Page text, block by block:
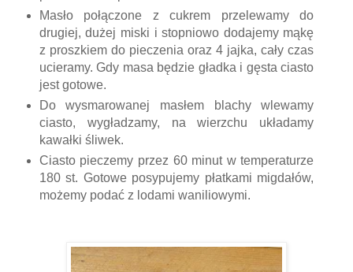
Masło połączone z cukrem przelewamy do
drugiej, dużej miski i stopniowo dodajemy mąkę
z proszkiem do pieczenia oraz 4 jajka, cały czas
ucieramy. Gdy masa będzie gładka i gęsta ciasto
jest gotowe.
Do wysmarowanej masłem blachy wlewamy
ciasto, wygładzamy, na wierzchu układamy
kawałki śliwek.
Ciasto pieczemy przez 60 minut w temperaturze
180 st. Gotowe posypujemy płatkami migdałów,
możemy podać z lodami waniliowymi.